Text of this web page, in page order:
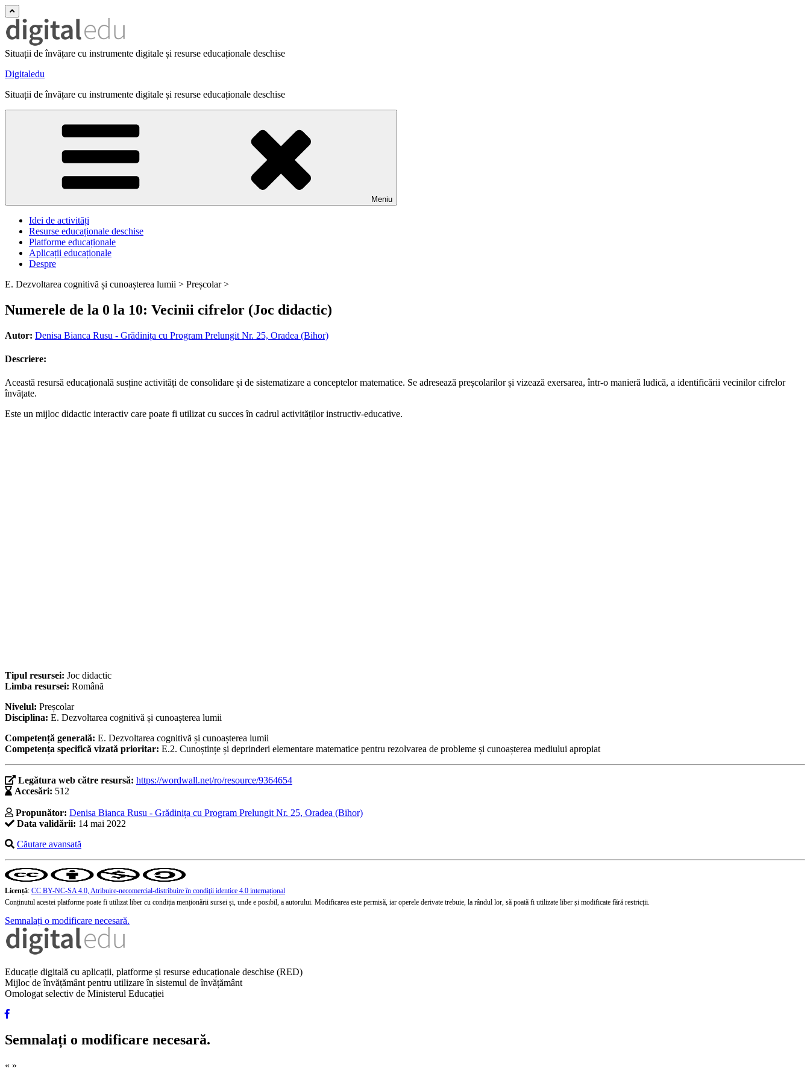
Situații de învățare cu instrumente digitale și resurse educaționale deschise
Digitaledu
Situații de învățare cu instrumente digitale și resurse educaționale deschise
Meniu
Idei de activități
Resurse educaționale deschise
Platforme educaționale
Aplicații educaționale
Despre
E. Dezvoltarea cognitivă și cunoașterea lumii > Preșcolar >
Numerele de la 0 la 10: Vecinii cifrelor (Joc didactic)
Autor: Denisa Bianca Rusu - Grădinița cu Program Prelungit Nr. 25, Oradea (Bihor)
Descriere:
Această resursă educațională susține activități de consolidare și de sistematizare a conceptelor matematice. Se adresează preșcolarilor și vizează exersarea, într-o manieră ludică, a identificării vecinilor cifrelor
învățate.
Este un mijloc didactic interactiv care poate fi utilizat cu succes în cadrul activităților instructiv-educative.
Tipul resursei: Joc didactic
Limba resursei: Română
Nivelul: Preșcolar
Disciplina: E. Dezvoltarea cognitivă și cunoașterea lumii
Competență generală: E. Dezvoltarea cognitivă și cunoașterea lumii
Competența specifică vizată prioritar: E.2. Cunoștințe și deprinderi elementare matematice pentru rezolvarea de probleme și cunoașterea mediului apropiat
Legătura web către resursă: https://wordwall.net/ro/resource/9364654
Accesări: 512
Propunător: Denisa Bianca Rusu - Grădinița cu Program Prelungit Nr. 25, Oradea (Bihor)
Data validării: 14 mai 2022
Căutare avansată
Licență: CC BY-NC-SA 4.0, Atribuire-necomercial-distribuire în condiţii identice 4.0 internațional
Conținutul acestei platforme poate fi utilizat liber cu condiția menționării sursei și, unde e posibil, a autorului. Modificarea este permisă, iar operele derivate trebuie, la rândul lor, să poată fi utilizate liber și modificate fără restricții.
Semnalați o modificare necesară.
Educație digitală cu aplicații, platforme și resurse educaționale deschise (RED)
Mijloc de învățământ pentru utilizare în sistemul de învățământ
Omologat selectiv de Ministerul Educației
Semnalați o modificare necesară.
« »